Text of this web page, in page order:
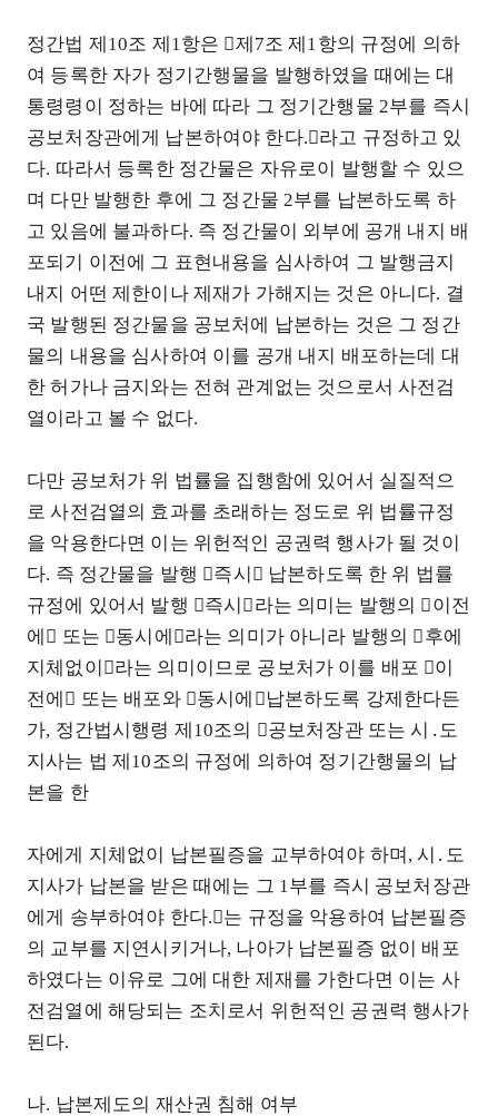
정간법 제10조 제1항은 󰡒제7조 제1항의 규정에 의하
여 등록한 자가 정기간행물을 발행하였을 때에는 대
통령령이 정하는 바에 따라 그 정기간행물 2부를 즉시
공보처장관에게 납본하여야 한다.󰡓라고 규정하고 있
다. 따라서 등록한 정간물은 자유로이 발행할 수 있으
며 다만 발행한 후에 그 정간물 2부를 납본하도록 하
고 있음에 불과하다. 즉 정간물이 외부에 공개 내지 배
포되기 이전에 그 표현내용을 심사하여 그 발행금지
내지 어떤 제한이나 제재가 가해지는 것은 아니다. 결
국 발행된 정간물을 공보처에 납본하는 것은 그 정간
물의 내용을 심사하여 이를 공개 내지 배포하는데 대
한 허가나 금지와는 전혀 관계없는 것으로서 사전검
열이라고 볼 수 없다.
다만 공보처가 위 법률을 집행함에 있어서 실질적으
로 사전검열의 효과를 초래하는 정도로 위 법률규정
을 악용한다면 이는 위헌적인 공권력 행사가 될 것이
다. 즉 정간물을 발행 󰡒즉시󰡓 납본하도록 한 위 법률
규정에 있어서 발행 󰡒즉시󰡓라는 의미는 발행의 󰡒이전
에󰡓 또는 󰡒동시에󰡓라는 의미가 아니라 발행의 󰡒후에
지체없이󰡓라는 의미이므로 공보처가 이를 배포 󰡒이
전에󰡓 또는 배포와 󰡒동시에󰡓납본하도록 강제한다든
가, 정간법시행령 제10조의 󰡒공보처장관 또는 시․도
지사는 법 제10조의 규정에 의하여 정기간행물의 납
본을 한
자에게 지체없이 납본필증을 교부하여야 하며, 시․도
지사가 납본을 받은 때에는 그 1부를 즉시 공보처장관
에게 송부하여야 한다.󰡓는 규정을 악용하여 납본필증
의 교부를 지연시키거나, 나아가 납본필증 없이 배포
하였다는 이유로 그에 대한 제재를 가한다면 이는 사
전검열에 해당되는 조치로서 위헌적인 공권력 행사가
된다.
나. 납본제도의 재산권 침해 여부